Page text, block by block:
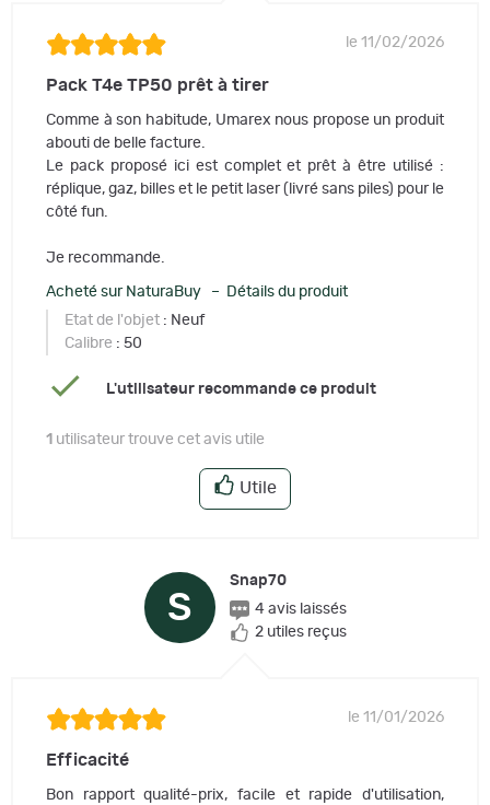
le 11/02/2026
Pack T4e TP50 prêt à tirer
Comme à son habitude, Umarex nous propose un produit
abouti de belle facture.
Le pack proposé ici est complet et prêt à être utilisé :
réplique, gaz, billes et le petit laser (livré sans piles) pour le
côté fun.
Je recommande.
Acheté sur NaturaBuy – Détails du produit
Etat de l'objet : Neuf
Calibre : 50
L'utilisateur recommande ce produit
1 utilisateur trouve cet avis utile
Utile
S
Snap70
4 avis laissés
2 utiles reçus
le 11/01/2026
Efficacité
Bon rapport qualité-prix, facile et rapide d'utilisation,